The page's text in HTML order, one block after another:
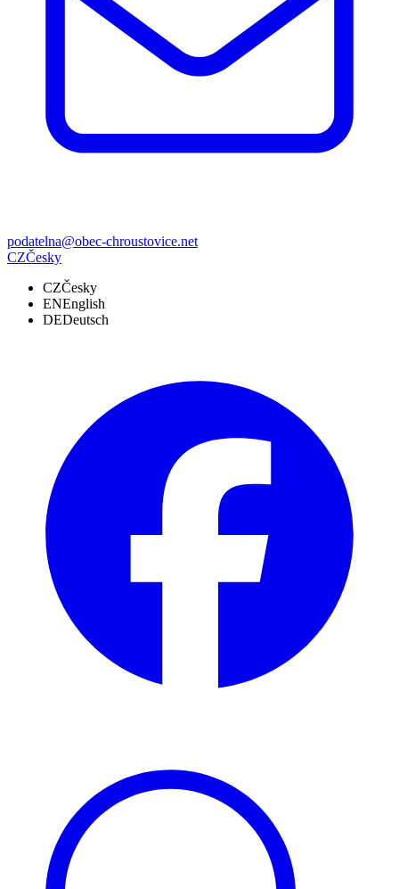
podatelna@obec-chroustovice.net
CZČesky
CZČesky
ENEnglish
DEDeutsch